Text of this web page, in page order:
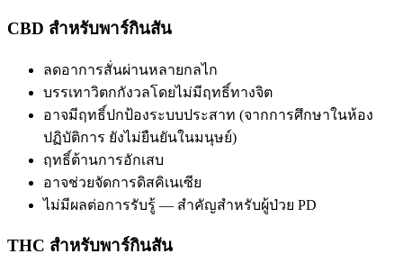
CBD สำหรับพาร์กินสัน
ลดอาการสั่นผ่านหลายกลไก
บรรเทาวิตกกังวลโดยไม่มีฤทธิ์ทางจิต
อาจมีฤทธิ์ปกป้องระบบประสาท (จากการศึกษาในห้อง
ปฏิบัติการ ยังไม่ยืนยันในมนุษย์)
ฤทธิ์ต้านการอักเสบ
อาจช่วยจัดการดิสคิเนเซีย
ไม่มีผลต่อการรับรู้ — สำคัญสำหรับผู้ป่วย PD
THC สำหรับพาร์กินสัน